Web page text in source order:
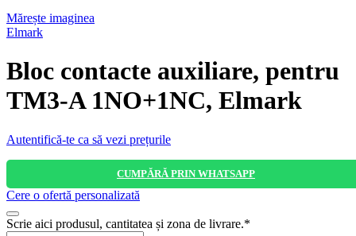
Mărește imaginea
Elmark
Bloc contacte auxiliare, pentru
TM3-A 1NO+1NC, Elmark
Autentifică-te ca să vezi prețurile
CUMPĂRĂ PRIN WHATSAPP
Cere o ofertă personalizată
Scrie aici produsul, cantitatea și zona de livrare.*